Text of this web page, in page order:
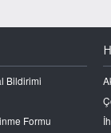
Bildirimi
Formu